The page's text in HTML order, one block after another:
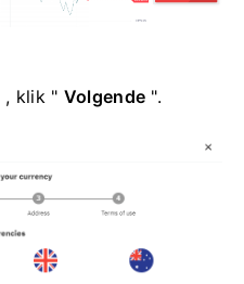
, klik " Volgende ".